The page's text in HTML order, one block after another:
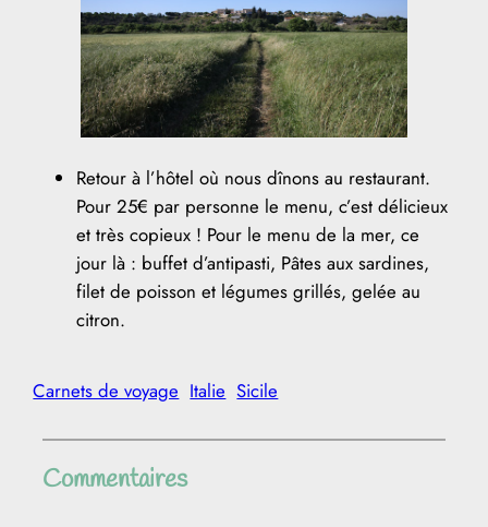
Retour à l’hôtel où nous dînons au restaurant.
Pour 25€ par personne le menu, c’est délicieux
et très copieux ! Pour le menu de la mer, ce
jour là : buffet d’antipasti, Pâtes aux sardines,
filet de poisson et légumes grillés, gelée au
citron.
Carnets de voyage Italie Sicile
Commentaires